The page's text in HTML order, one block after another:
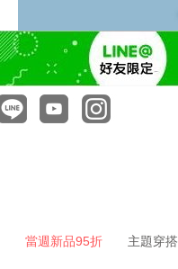
當週新品95折 主題穿搭